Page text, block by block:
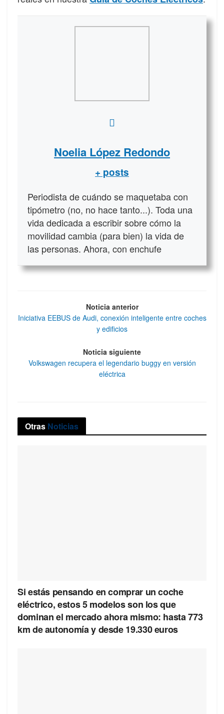
Noelia López Redondo
+ posts
Periodista de cuándo se maquetaba con
tipómetro (no, no hace tanto...). Toda una
vida dedicada a escribir sobre cómo la
movilidad cambia (para bien) la vida de
las personas. Ahora, con enchufe
Noticia anterior
Iniciativa EEBUS de Audi, conexión inteligente entre coches
y edificios
Noticia siguiente
Volkswagen recupera el legendario buggy en versión
eléctrica
Otras Noticias
Si estás pensando en comprar un coche
eléctrico, estos 5 modelos son los que
dominan el mercado ahora mismo: hasta 773
km de autonomía y desde 19.330 euros